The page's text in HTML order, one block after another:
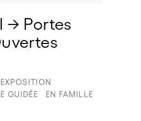
→ Portes
EXPOSITION
GUIDÉE EN FAMILLE